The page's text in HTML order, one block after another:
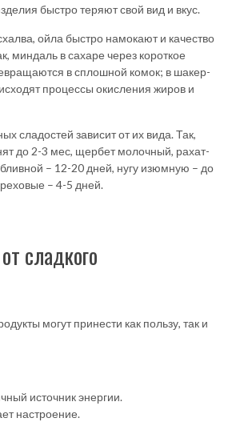
быстро теряют свой вид и вкус.
ойла быстро намокают и качество
миндаль в сахаре через короткое
в сплошной комок; в шакер-
процессы окисления жиров и
сладостей зависит от их вида. Так,
до 2-3 мес, щербет молочный, рахат-
– 12-20 дней, нугу изюмную – до
– 4-5 дней.
сладкого
могут принести как пользу, так и
источник энергии.
настроение.